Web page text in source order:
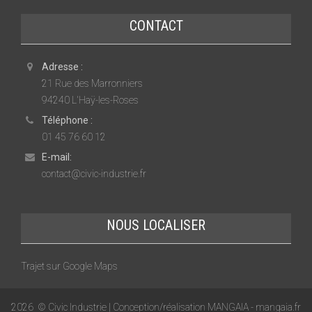
CONTACT
Adresse :
21 Rue des Marronniers
94240 L'Haÿ-les-Roses
Téléphone :
01 45 76 60 12
E-mail:
contact@civic-industrie.fr
NOUS LOCALISER
Trajet sur Google Maps
2026 © Civic Industrie | Conception/réalisation MANGAIA - mangaia.fr